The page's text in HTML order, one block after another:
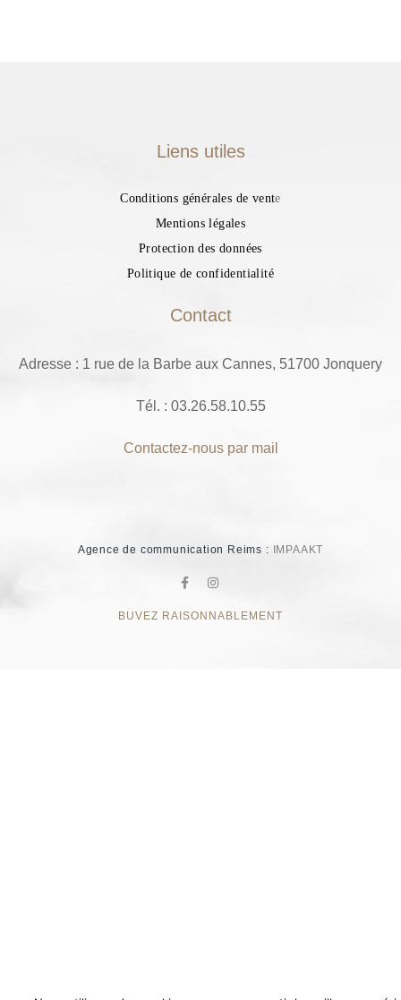
Liens utiles
Conditions générales de vente
Mentions légales
Protection des données
Politique de confidentialité
Contact
Adresse : 1 rue de la Barbe aux Cannes, 51700 Jonquery
Tél. : 03.26.58.10.55
Contactez-nous par mail
Agence de communication Reims : IMPAAKT
BUVEZ RAISONNABLEMENT